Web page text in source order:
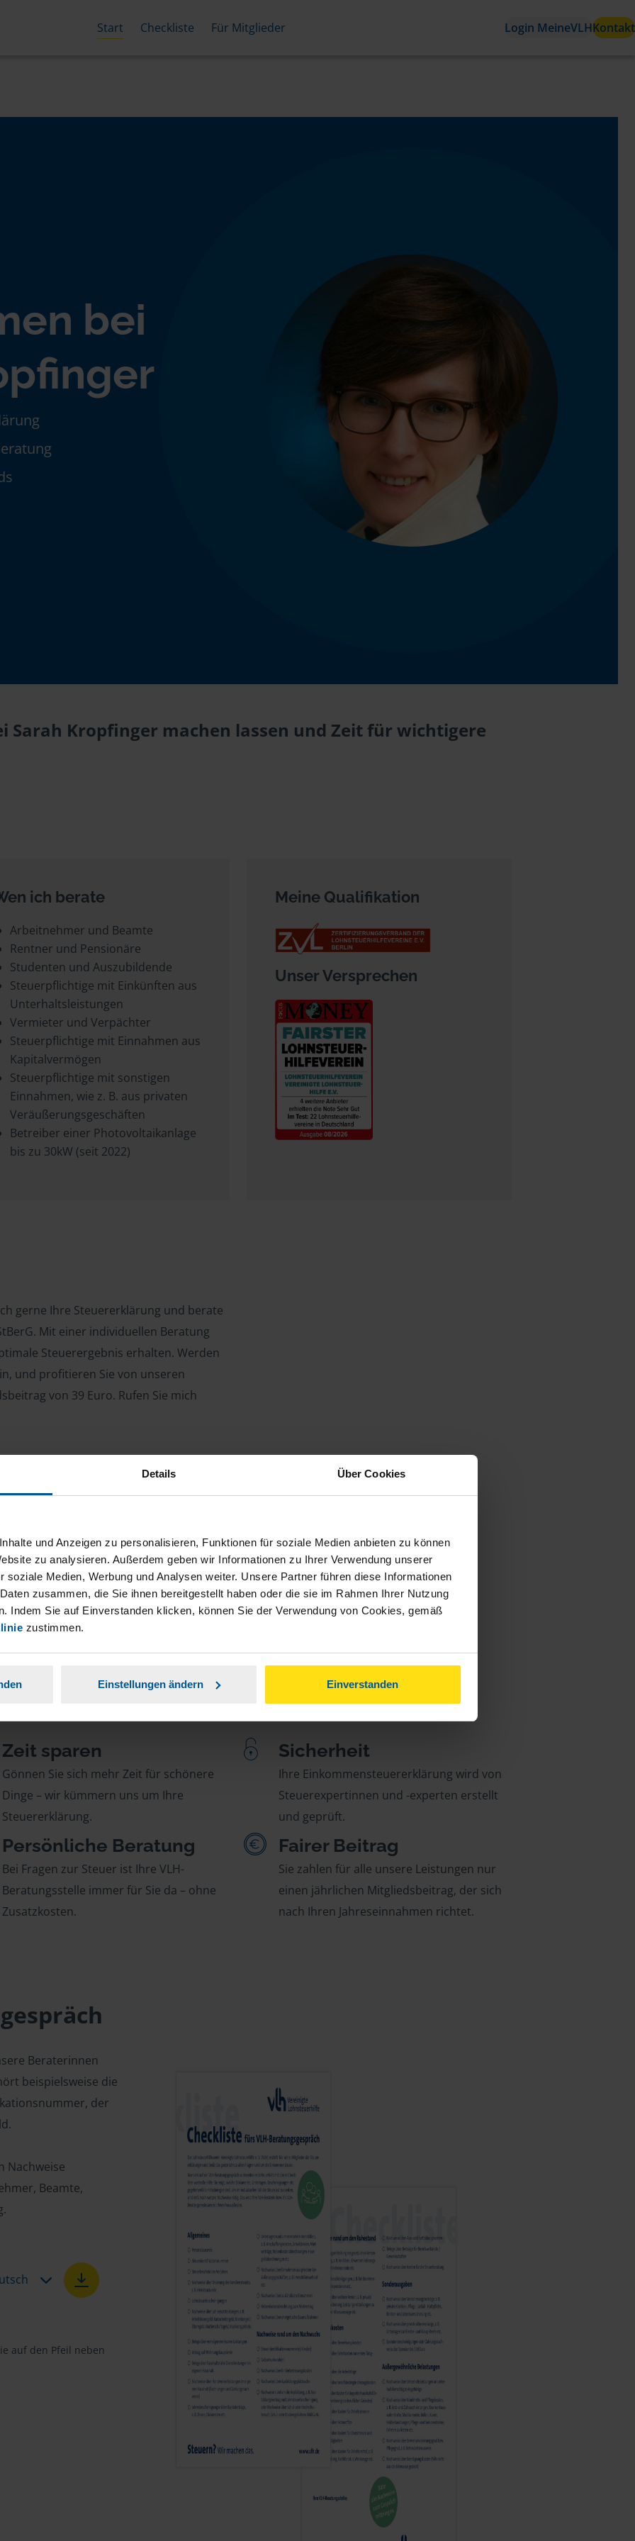
Details Über Cookies
und Anzeigen zu personalisieren, Funktionen für soziale Medien anbieten zu können
zu analysieren. Außerdem geben wir Informationen zu Ihrer Verwendung unserer
soziale Medien, Werbung und Analysen weiter. Unsere Partner führen diese Informationen
zusammen, die Sie ihnen bereitgestellt haben oder die sie im Rahmen Ihrer Nutzung
Indem Sie auf Einverstanden klicken, können Sie der Verwendung von Cookies, gemäß
zustimmen.
Einstellungen ändern Einverstanden
Start Checkliste Für Mitglieder Login MeineVLHKontakt
bei
Sarah Kropfinger machen lassen und Zeit für wichtigere
ich berate
Arbeitnehmer und Beamte
Rentner und Pensionäre
Studenten und Auszubildende
Steuerpflichtige mit Einkünften aus
Unterhaltsleistungen
Vermieter und Verpächter
Steuerpflichtige mit Einnahmen aus
Kapitalvermögen
Steuerpflichtige mit sonstigen
Einnahmen, wie z. B. aus privaten
Veräußerungsgeschäften
Betreiber einer Photovoltaikanlage
bis zu 30kW (seit 2022)
Meine Qualifikation
Unser Versprechen
gerne Ihre Steuererklärung und berate
Mit einer individuellen Beratung
Steuerergebnis erhalten. Werden
und profitieren Sie von unseren
von 39 Euro. Rufen Sie mich
Arbeitnehmer, Beamte, Auszubildende,
(StBerG). Auch bei Einkünften
der geeignete Dienstleister für Sie.
Tätigkeit und umsatzsteuerpflichtigen
Zeit sparen
Gönnen Sie sich mehr Zeit für schönere
Dinge – wir kümmern uns um Ihre
Steuererklärung.
Sicherheit
Ihre Einkommensteuererklärung wird von
Steuerexpertinnen und -experten erstellt
und geprüft.
Persönliche Beratung
Bei Fragen zur Steuer ist Ihre VLH-
Beratungsstelle immer für Sie da – ohne
Zusatzkosten.
Fairer Beitrag
Sie zahlen für alle unsere Leistungen nur
einen jährlichen Mitgliedsbeitrag, der sich
nach Ihren Jahreseinnahmen richtet.
Beraterinnen
beispielsweise die
der
Nachweise
Beamte,
auf den Pfeil neben